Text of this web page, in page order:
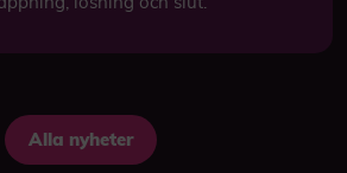
Alla nyheter